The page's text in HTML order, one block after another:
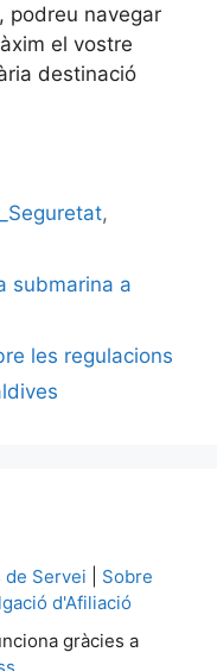
podreu navegar
el vostre
destinació
,
submarina a
les regulacions
de Servei
Sobre
d'Afiliació
gràcies a